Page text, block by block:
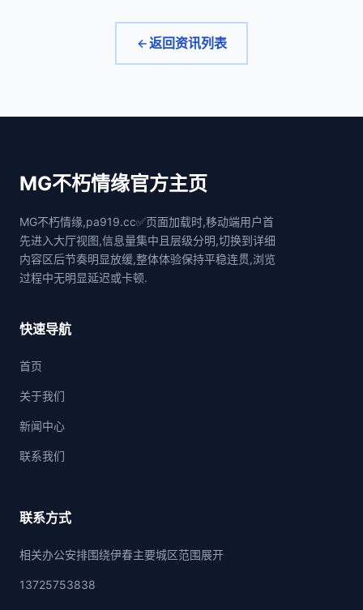
返回资讯列表
MG不朽情缘官方主页
MG不朽情缘,pa919.cc✅页面加载时,移动端用户首
先进入大厅视图,信息量集中且层级分明,切换到详细
内容区后节奏明显放缓,整体体验保持平稳连贯,浏览
过程中无明显延迟或卡顿.
快速导航
首页
关于我们
新闻中心
联系我们
联系方式
相关办公安排围绕伊春主要城区范围展开
13725753838